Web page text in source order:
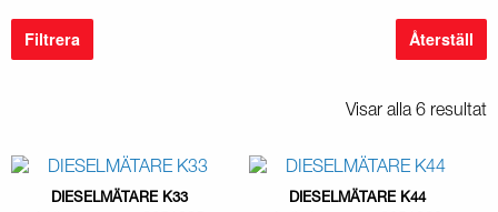
Filtrera Återställ
Visar alla 6 resultat
DIESELMÄTARE K33 DIESELMÄTARE K44